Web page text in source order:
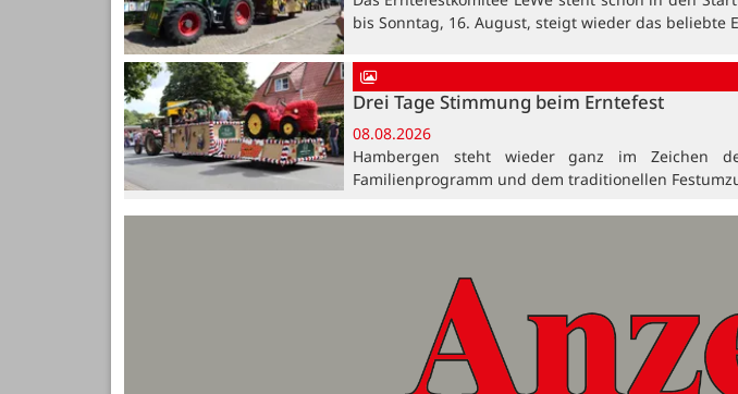
bis Sonntag, 16. August, steigt wieder das beliebte
Drei Tage Stimmung beim Erntefest
08.08.2026
Hambergen steht wieder ganz im Zeichen
Familienprogramm und dem traditionellen